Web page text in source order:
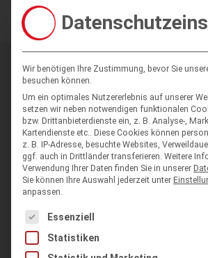
Wir benötigen Ihre Zustimmung, bevor Sie
besuchen können.
Um ein optimales Nutzererlebnis auf unserer
setzen wir neben notwendigen funktionalen
bzw. Drittanbieterdienste ein, z. B. Analyse-,
Kartendienste etc.. Diese Cookies können
z. B. IP-Adresse, besuchte Websites,
ggf. auch in Drittländer transferieren. Weitere
Verwendung Ihrer Daten finden Sie in unserer
Sie können Ihre Auswahl jederzeit unter
anpassen.
Es folgt eine Liste der Service-Gruppen,
Essenziell
Statistiken
Neuigkeiten
Vereinssoftware
Verbandssoftware
Lieferdienstsoftware
Online-Seminare